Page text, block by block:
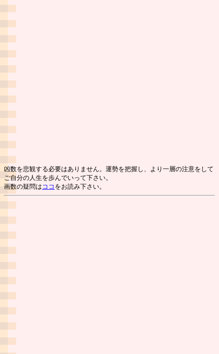
凶数を悲観する必要はありません。運勢を把握し、より一層の注意をして
ご自分の人生を歩んでいって下さい。
画数の疑問は ココ をお読み下さい。